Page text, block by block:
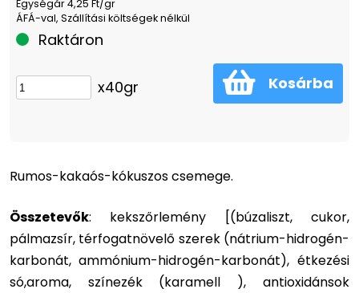
Egységár 4,25 Ft/gr
ÁFÁ-val, Szállítási költségek nélkül
Raktáron
x40gr Kosárba
Rumos-kakaós-kókuszos csemege.
Összetevők: kekszőrlemény [(búzaliszt, cukor,
pálmazsír, térfogatnövelő szerek (nátrium-hidrogén-
karbonát, ammónium-hidrogén-karbonát), étkezési
só,aroma, színezék (karamell ), antioxidánsok